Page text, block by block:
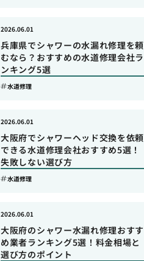
兵庫県でシャワーの水漏れ修理を頼
むなら？おすすめの水道修理会社ラ
ンキング5選
2026.06.01
水道修理
大阪府でシャワーヘッド交換を依頼
できる水道修理会社おすすめ5選！
失敗しない選び方
2026.06.01
水道修理
大阪府のシャワー水漏れ修理おすす
め業者ランキング5選！料金相場と
選び方のポイント
2026.06.01